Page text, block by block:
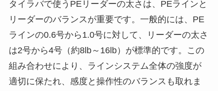
タイラバで使うPEリーダーの太さは、PEラインと
リーダーのバランスが重要です。一般的には、PE
ラインの0.6号から1.0号に対して、リーダーの太さ
は2号から4号（約8lb～16lb）が標準的です。この
組み合わせにより、ラインシステム全体の強度が
適切に保たれ、感度と操作性のバランスも取れま